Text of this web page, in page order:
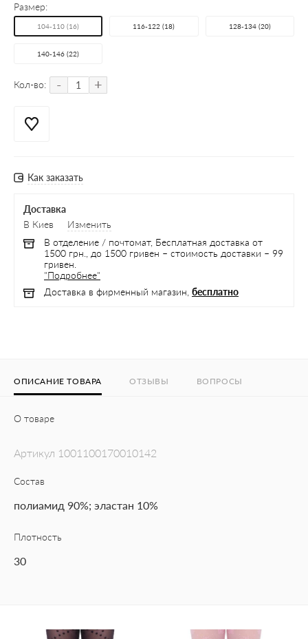
Размер:
104-110 (16) 116-122 (18) 128-134 (20)
140-146 (22)
Кол-во: - +
Как заказать
Доставка
В Киев
Изменить
В отделение / почтомат, Бесплатная доставка от
1500 грн., до 1500 гривен – стоимость доставки – 99
гривен.
"Подробнее"
Доставка в фирменный магазин, бесплатно
ОПИСАНИЕ ТОВАРА ОТЗЫВЫ ВОПРОСЫ
О товаре
Артикул 1001100170010142
Состав
полиамид 90%; эластан 10%
Плотность
30